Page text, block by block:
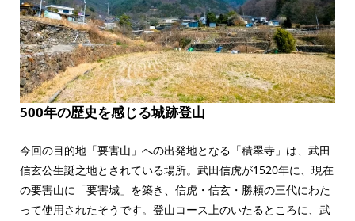
500年の歴史を感じる城跡登山
今回の目的地「要害山」への出発地となる「積翠寺」は、武田
信玄公生誕之地とされている場所。武田信虎が1520年に、現在
の要害山に「要害城」を築き、信虎・信玄・勝頼の三代にわた
って使用されたそうです。登山コース上のいたるところに、武